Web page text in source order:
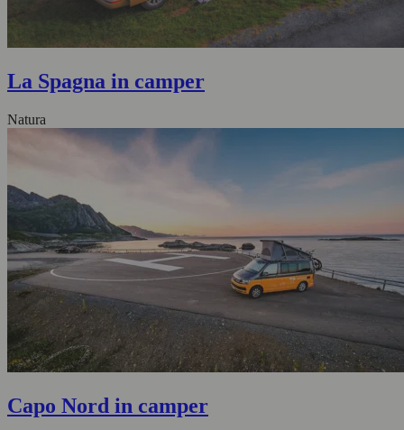
La Spagna in camper
Natura
Capo Nord in camper